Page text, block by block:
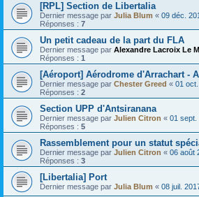
[RPL] Section de Libertalia
Dernier message par Julia Blum « 09 déc.
Réponses : 7
Un petit cadeau de la part du FLA
Dernier message par Alexandre Lacroix Le
Réponses : 1
[Aéroport] Aérodrome d'Arrachart -
Dernier message par Chester Greed « 01
Réponses : 2
Section UPP d'Antsiranana
Dernier message par Julien Citron « 01 sept.
Réponses : 5
Rassemblement pour un statut
Dernier message par Julien Citron « 06 août
Réponses : 3
[Libertalia] Port
Dernier message par Julia Blum « 08 juil.